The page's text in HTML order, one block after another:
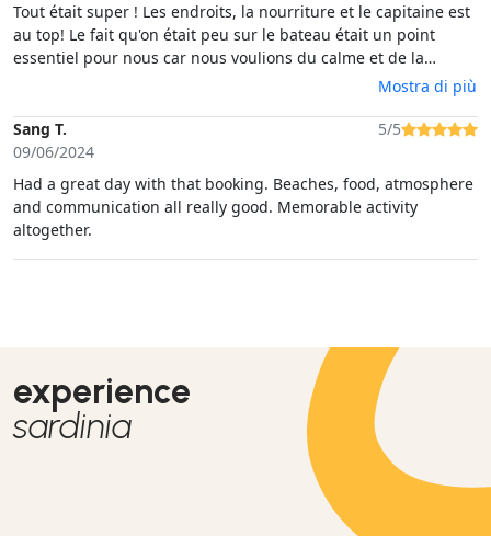
Tout était super ! Les endroits, la nourriture et le capitaine est
au top! Le fait qu'on était peu sur le bateau était un point
essentiel pour nous car nous voulions du calme et de la
Mostra di più
Sang T.
09/06/2024
5/5
Had a great day with that booking. Beaches, food, atmosphere
and communication all really good. Memorable activity
altogether.
experience
sardinia